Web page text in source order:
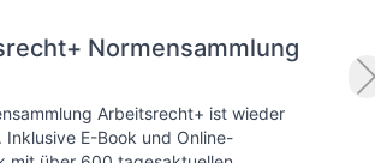
Normensammlung
Arbeitsrecht+ ist wieder
Inklusive E-Book und Online-